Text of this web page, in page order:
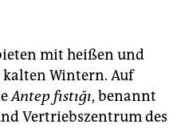
mit heißen und
Wintern. Auf
Antep fıstığı, benannt
Vertriebszentrum des